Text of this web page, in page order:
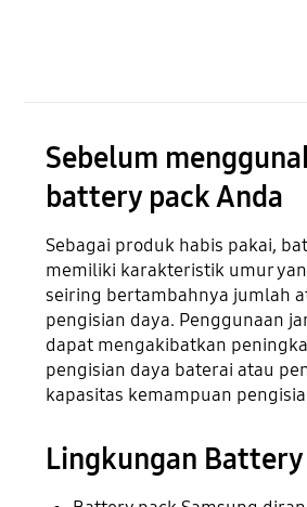
Sebelum
battery pack Anda
Sebagai produk habis pakai,
memiliki karakteristik umur
seiring bertambahnya jumlah
pengisian daya. Penggunaan
dapat mengakibatkan
pengisian daya baterai atau
kapasitas kemampuan
Lingkungan